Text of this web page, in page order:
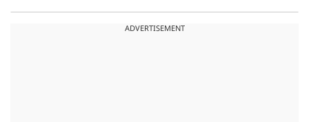
ADVERTISEMENT